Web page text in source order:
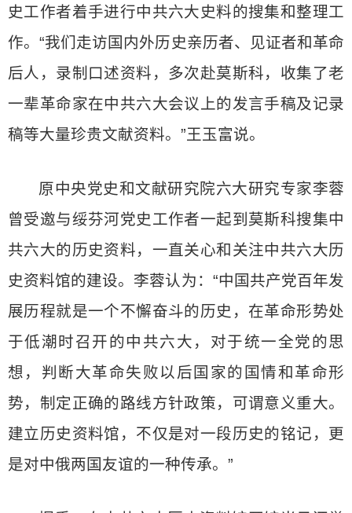
史工作者着手进行中共六大史料的搜集和整理工
作。“我们走访国内外历史亲历者、见证者和革命
后人，录制口述资料，多次赴莫斯科，收集了老
一辈革命家在中共六大会议上的发言手稿及记录
稿等大量珍贵文献资料。”王玉富说。
原中央党史和文献研究院六大研究专家李蓉
曾受邀与绥芬河党史工作者一起到莫斯科搜集中
共六大的历史资料，一直关心和关注中共六大历
史资料馆的建设。李蓉认为：“中国共产党百年发
展历程就是一个不懈奋斗的历史，在革命形势处
于低潮时召开的中共六大，对于统一全党的思
想，判断大革命失败以后国家的国情和革命形
势，制定正确的路线方针政策，可谓意义重大。
建立历史资料馆，不仅是对一段历史的铭记，更
是对中俄两国友谊的一种传承。”